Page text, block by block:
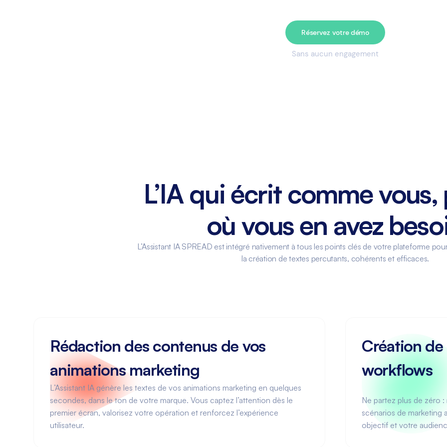
Réservez votre démo
Sans aucun engagement
L’IA qui écrit comme
où vous en avez
L’Assistant IA SPREAD est intégré nativement à tous les points clés de votre plateforme
la création de textes percutants, cohérents et efficaces.
Rédaction des contenus de vos
animations marketing
L’Assistant IA génère les textes de vos animations marketing en quelques
secondes, dans le ton de votre marque. Vous captez l’attention dès le
premier écran, valorisez votre opération et renforcez l’expérience
utilisateur.
Création de
workflows
Ne partez plus de zéro
scénarios de marketing
objectif et votre